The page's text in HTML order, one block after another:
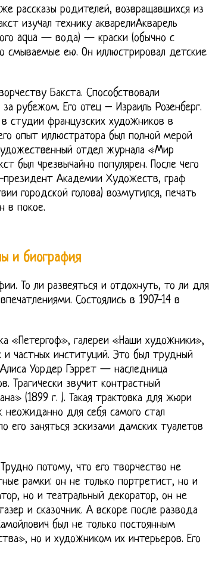
рассказы родителей, возвращавшихся из
изучал технику акварелиАкварель
aqua — вода) — краски (обычно с
смываемые ею. Он иллюстрировал детские
Бакста. Способствовали
за рубежом. Его отец – Израиль Розенберг.
студии французских художников в
опыт иллюстратора был полной мерой
отдел журнала «Мир
был чрезвычайно популярен. После чего
Академии Художеств, граф
городской голова) возмутился, печать
в покое.
и биография
То ли развеяться и отдохнуть, то ли для
Состоялись в 1907-14 в
«Петергоф», галереи «Наши художники»,
и частных институций. Это был трудный
Уордер Гэррет — наследница
Трагически звучит контрастный
(1899 г. ). Такая трактовка для жюри
для себя самого стал
его заняться эскизами дамских туалетов
потому, что его творчество не
рамки: он не только портретист, но и
но и театральный декоратор, он не
и сказочник. А вскоре после развода
был не только постоянным
но и художником их интерьеров. Его